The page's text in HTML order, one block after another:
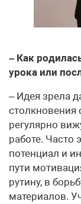
– Как
урока или
– Идея зрела
столкновения
регулярно
работе. Часто
потенциал и
пути
рутину, в
материалов.